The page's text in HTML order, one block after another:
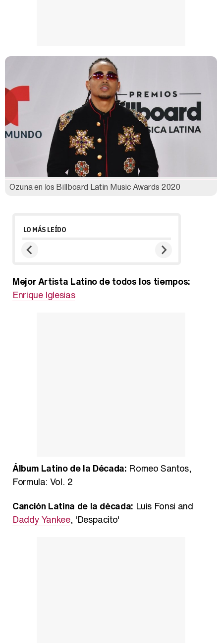
Ozuna en los Billboard Latin Music Awards 2020
LO MÁS LEÍDO
Mejor Artista Latino de todos los tiempos:
Enrique Iglesias
Álbum Latino de la Década: Romeo Santos,
Formula: Vol. 2
Canción Latina de la década: Luis Fonsi and
Daddy Yankee, 'Despacito'